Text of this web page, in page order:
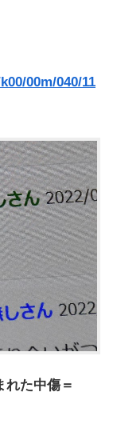
00m/040/11
れた中傷＝